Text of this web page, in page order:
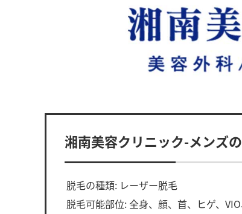
湘南美容クリニック-メンズ
脱毛の種類: レーザー脱毛
脱毛可能部位: 全身、顔、首、ヒゲ、